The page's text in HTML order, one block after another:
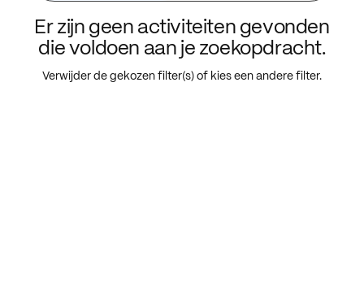
Er zijn geen activiteiten gevonden
die voldoen aan je zoekopdracht.
Verwijder de gekozen filter(s) of kies een andere filter.